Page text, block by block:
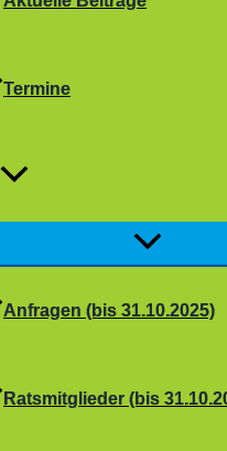
Termine
Menü
Anfragen (bis 31.10.2025)
Ratsmitglieder (bis